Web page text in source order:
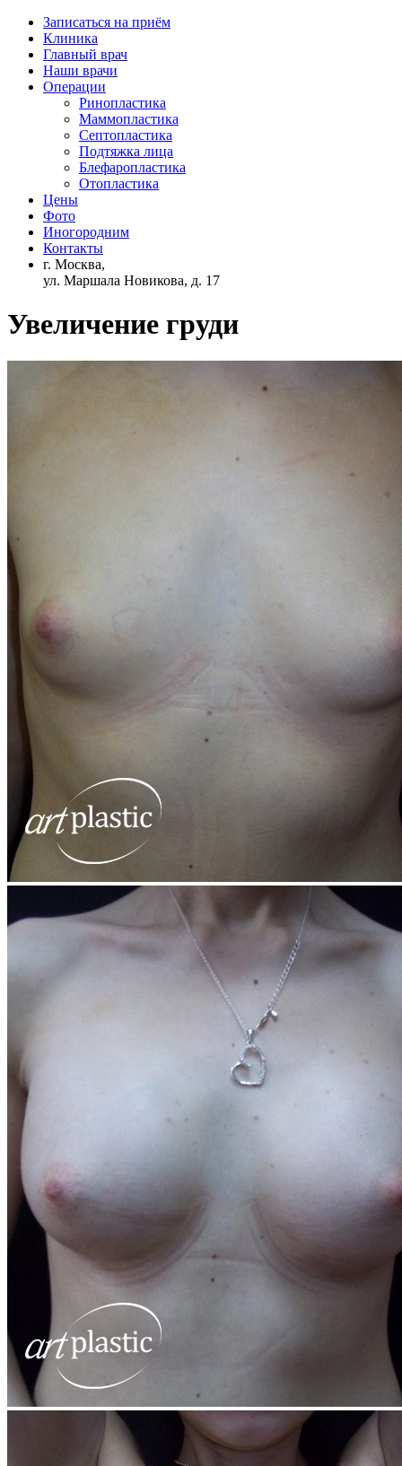
Записаться на приём
Клиника
Главный врач
Наши врачи
Операции
Ринопластика
Маммопластика
Септопластика
Подтяжка лица
Блефаропластика
Отопластика
Цены
Фото
Иногородним
Контакты
г. Москва,
ул. Маршала Новикова, д. 17
Увеличение груди